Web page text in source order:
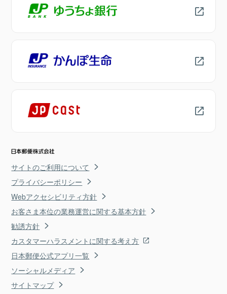
サイトのご利用について
プライバシーポリシー
Webアクセシビリティ方針
お客さま本位の業務運営に関する基本方針
勧誘方針
カスタマーハラスメントに関する考え方
日本郵便公式アプリ一覧
ソーシャルメディア
サイトマップ